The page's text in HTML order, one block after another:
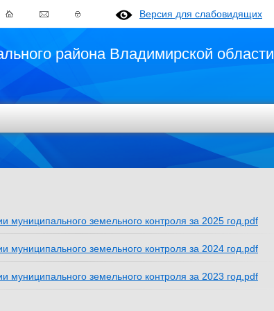
Версия для слабовидящих
района Владимирской области
муниципального земельного контроля за 2025 год.pdf
муниципального земельного контроля за 2024 год.pdf
муниципального земельного контроля за 2023 год.pdf